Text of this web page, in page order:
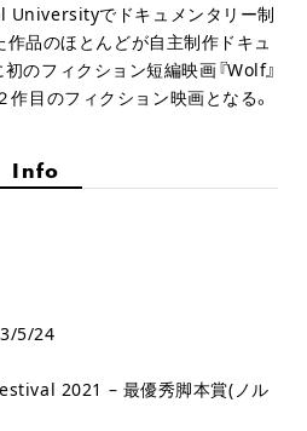
Universityでドキュメンタリー制
品のほとんどが自主制作ドキュ
のフィクション短編映画『Wolf』
作目のフィクション映画となる。
Info
5/24
2021 – 最優秀脚本賞(ノル